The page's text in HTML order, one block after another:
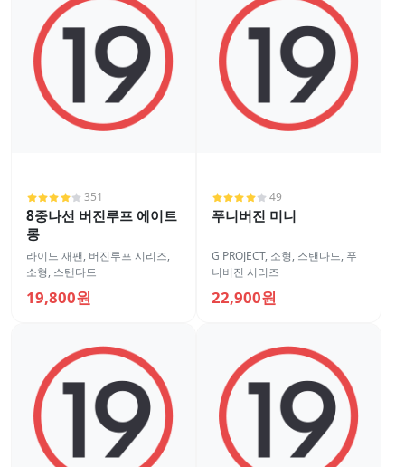
351
8중나선 버진루프 에이트
롱
라이드 재팬, 버진루프 시리즈,
소형, 스탠다드
19,800원
49
푸니버진 미니
G PROJECT, 소형, 스탠다드, 푸
니버진 시리즈
22,900원